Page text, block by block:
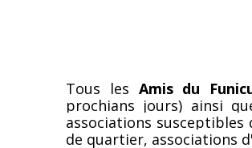
Tous les Amis du
prochians jours) ainsi
associations
de quartier, associations